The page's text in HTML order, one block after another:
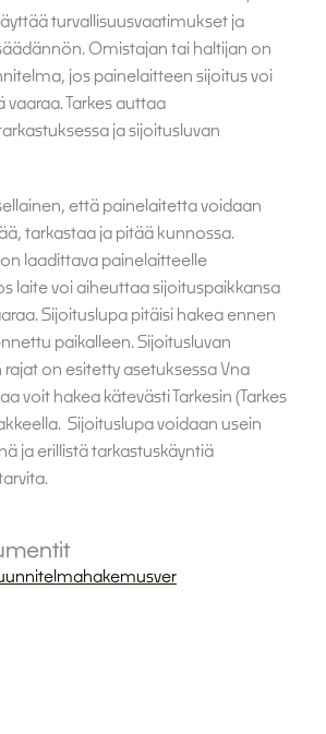
turvallisuusvaatimukset ja
Omistajan tai haltijan on
jos painelaitteen sijoitus voi
Tarkes auttaa
ja sijoitusluvan
että painelaitetta voidaan
tarkastaa ja pitää kunnossa.
laadittava painelaitteelle
laite voi aiheuttaa sijoituspaikkansa
Sijoituslupa pitäisi hakea ennen
paikalleen. Sijoitusluvan
on esitetty asetuksessa Vna
voit hakea kätevästi Tarkesin (Tarkes
Sijoituslupa voidaan usein
ja erillistä tarkastuskäyntiä
plugin: wplink